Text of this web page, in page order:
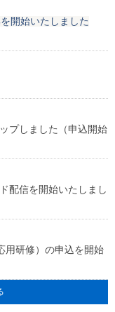
開始いたしました
プしました（申込開始
配信を開始いたしまし
用研修）の申込を開始